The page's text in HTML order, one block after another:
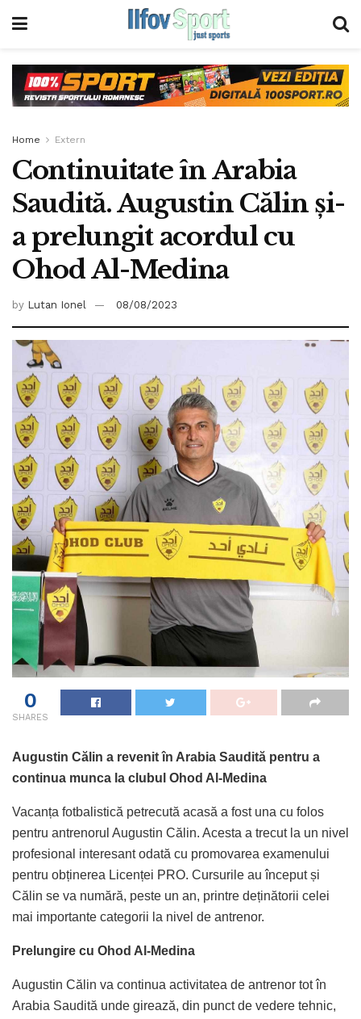
Home Extern
Continuitate în Arabia
Saudită. Augustin Călin și-
a prelungit acordul cu
Ohod Al-Medina
by Lutan Ionel 08/08/2023
0
SHARES
Augustin Călin a revenit în Arabia Saudită pentru a
continua munca la clubul Ohod Al-Medina
Vacanța fotbalistică petrecută acasă a fost una cu folos
pentru antrenorul Augustin Călin. Acesta a trecut la un nivel
profesional interesant odată cu promovarea examenului
pentru obținerea Licenței PRO. Cursurile au început și
Călin se va numără, peste un an, printre deținătorii celei
mai importante categorii la nivel de antrenor.
Prelungire cu Ohod Al-Medina
Augustin Călin va continua activitatea de antrenor tot în
Arabia Saudită unde girează, din punct de vedere tehnic,